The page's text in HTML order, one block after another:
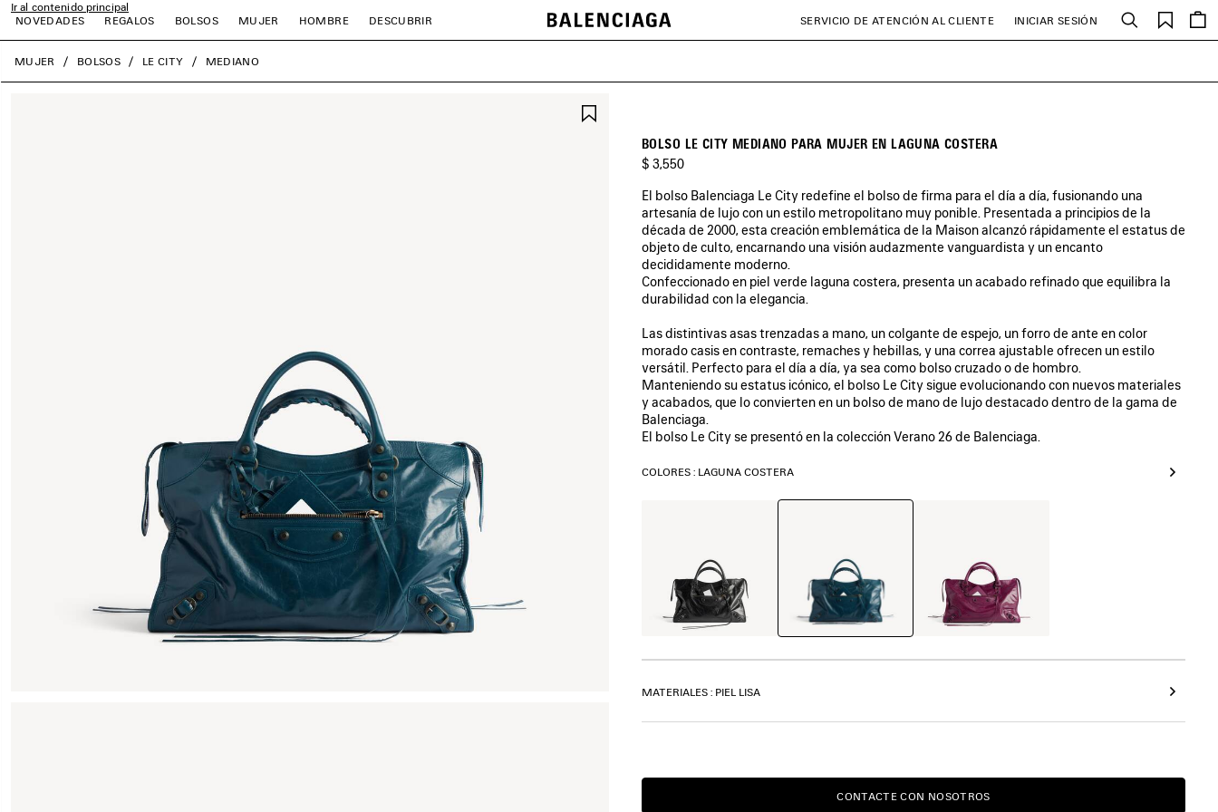
Ir al contenido principal
NOVEDADES
REGALOS BOLSOS MUJER HOMBRE DESCUBRIR SERVICIO DE ATENCIÓN AL CLIENTE INICIAR SESIÓN Buscar
close the banner
MUJER BOLSOS LE CITY MEDIANO
FAVORITOSBOLSO LE CITY MEDIANO PARA MUJER EN LAGUNA COSTERA
$ 3,550
El bolso Balenciaga Le City redefine el bolso de firma para el día a día, fusionando una
artesanía de lujo con un estilo metropolitano muy ponible. Presentada a principios de la
década de 2000, esta creación emblemática de la Maison alcanzó rápidamente el estatus de
objeto de culto, encarnando una visión audazmente vanguardista y un encanto
decididamente moderno.
Confeccionado en piel verde laguna costera, presenta un acabado refinado que equilibra la
durabilidad con la elegancia.
Las distintivas asas trenzadas a mano, un colgante de espejo, un forro de ante en color
morado casis en contraste, remaches y hebillas, y una correa ajustable ofrecen un estilo
versátil. Perfecto para el día a día, ya sea como bolso cruzado o de hombro.
Manteniendo su estatus icónico, el bolso Le City sigue evolucionando con nuevos materiales
y acabados, que lo convierten en un bolso de mano de lujo destacado dentro de la gama de
Balenciaga.
El bolso Le City se presentó en la colección Verano 26 de Balenciaga.
COLORES : LAGUNA COSTERA
Laguna
MATERIALES : PIEL LISA
delivery
08/06/2026
CONTACTE CON NOSOTROS